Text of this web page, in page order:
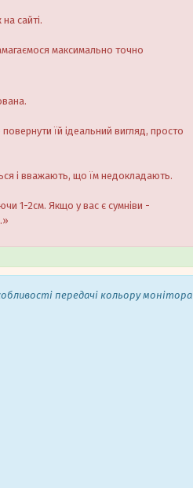
сайті.
максимально точно
їй ідеальний вигляд, просто
і вважають, що їм недокладають.
1-2см. Якщо у вас є сумніви -
передачі кольору монітора